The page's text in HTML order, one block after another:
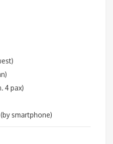
4 pax)
smartphone)